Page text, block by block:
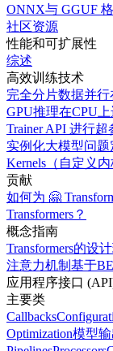
ONNX与 GGUF
社区资源
性能和可扩展性
综述
高效训练技术
完全分片数据并行
GPU推理在CPU
Trainer API 进行超
实例化大模型问题
Kernels（自定义内
贡献
如何为 🤗
Transformers？
概念指南
Transformers的设
注意力机制 基于
应用程序接口
主要类
Callbacks
Optimization模型输